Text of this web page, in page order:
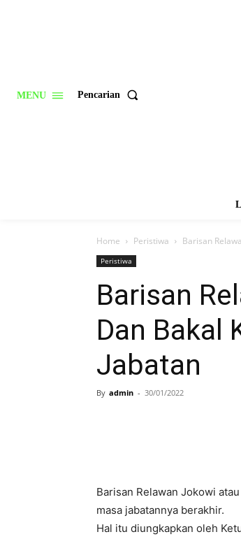
MENU Pencarian
Home Peristiwa Barisan
Peristiwa
Barisan
Dan Bakal
Jabatan
By admin - 30/01/2022
Barisan Relawan Jokowi
masa jabatannya berakhir.
Hal itu diungkapkan oleh